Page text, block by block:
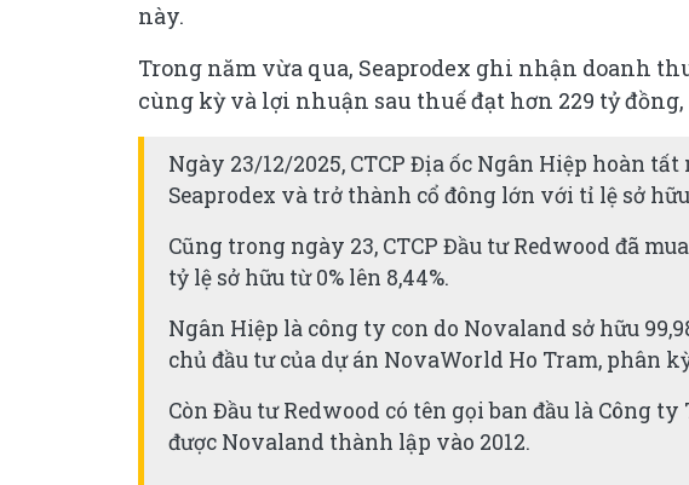
này.
Trong năm vừa qua, Seaprodex ghi nhận doanh
cùng kỳ và lợi nhuận sau thuế đạt hơn 229 tỷ đồng,
Ngày 23/12/2025, CTCP Địa ốc Ngân Hiệp hoàn
Seaprodex và trở thành cổ đông lớn với tỉ lệ sở hữu
Cũng trong ngày 23, CTCP Đầu tư Redwood đã
tỷ lệ sở hữu từ 0% lên 8,44%.
Ngân Hiệp là công ty con do Novaland sở hữu
chủ đầu tư của dự án NovaWorld Ho Tram, phân
Còn Đầu tư Redwood có tên gọi ban đầu là Công
được Novaland thành lập vào 2012.